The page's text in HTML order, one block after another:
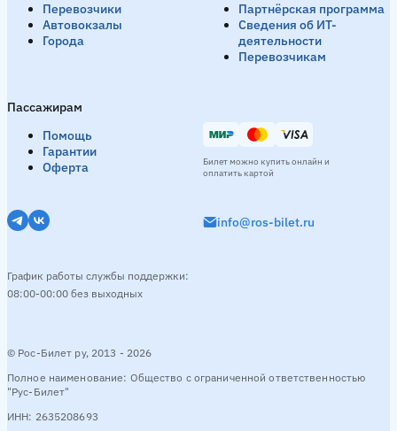
Перевозчики
Автовокзалы
Города
Пассажирам
Помощь
Гарантии
Оферта
Партнёрская программа
Сведения об ИТ-
деятельности
Перевозчикам
© Рос-Билет ру, 2013 - 2026
Полное наименование: Общество с ограниченной ответственностью
"Рус-Билет"
ИНН: 2635208693
info@ros-bilet.ru
График работы службы поддержки:
08:00-00:00 без выходных
Билет можно купить онлайн и
оплатить картой